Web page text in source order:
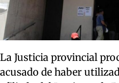
La Justicia provincial
acusado de haber